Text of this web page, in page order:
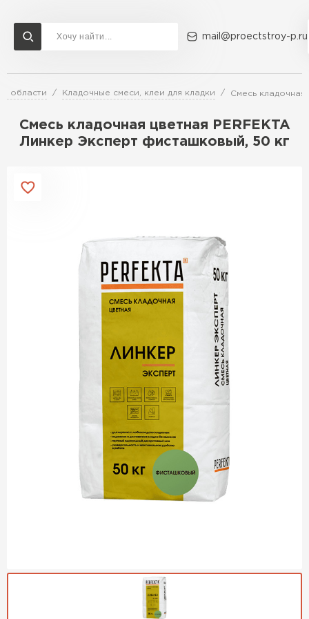
mail@proectstroy-p.ru
области Кладочные смеси, клеи для кладки Смесь кладочная
Смесь кладочная цветная PERFEKTA
Линкер Эксперт фисташковый, 50 кг
Доставка и оплата Акции О компании Контакты
Перейти в каталог
Газобетон СК
ПЕРЕЙТИ
Газобетон (ЕвроАэроБетон)
ПЕРЕЙТИ
Газобетон Аэрок
Газобетон Могилевский КСИ
ПЕРЕЙТИ
ПЕРЕЙТИ
Газобетон Бонолит
Газобетон Могилевский КСИ
Газобетон Могилевский
Газобетон Poritep
Газобетон ДСК Грас
Газобетон ВКБлок